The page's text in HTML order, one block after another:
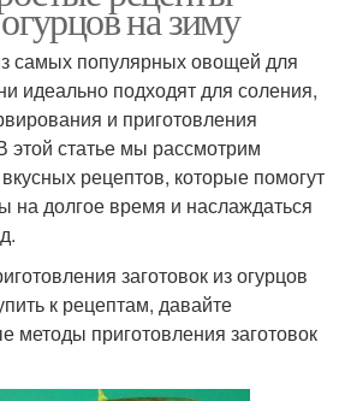
на зиму
самых популярных овощей для
идеально подходят для соления,
и приготовления
этой статье мы рассмотрим
рецептов, которые помогут
на долгое время и наслаждаться
заготовок из огурцов
к рецептам, давайте
методы приготовления заготовок